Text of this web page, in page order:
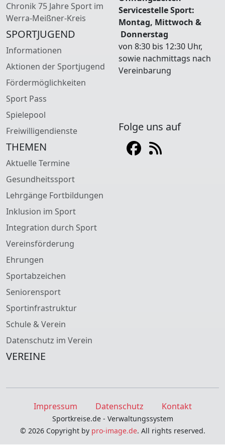
Chronik 75 Jahre Sport im
Werra-Meißner-Kreis
SPORTJUGEND
Informationen
Aktionen der Sportjugend
Fördermöglichkeiten
Sport Pass
Spielepool
Freiwilligendienste
THEMEN
Aktuelle Termine
Gesundheitssport
Lehrgänge Fortbildungen
Inklusion im Sport
Integration durch Sport
Vereinsförderung
Ehrungen
Sportabzeichen
Seniorensport
Sportinfrastruktur
Schule & Verein
Datenschutz im Verein
VEREINE
Servicestelle Sport:
Montag, Mittwoch &
Donnerstag
von 8:30 bis 12:30 Uhr,
sowie nachmittags nach
Vereinbarung
Folge uns auf
Impressum Datenschutz Kontakt
Sportkreise.de - Verwaltungssystem
© 2026 Copyright by pro-image.de. All rights reserved.